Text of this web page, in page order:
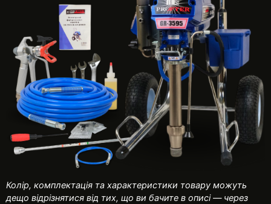
Колір, комплектація та характеристики товару можуть
дещо відрізнятися від тих, що ви бачите в описі — через